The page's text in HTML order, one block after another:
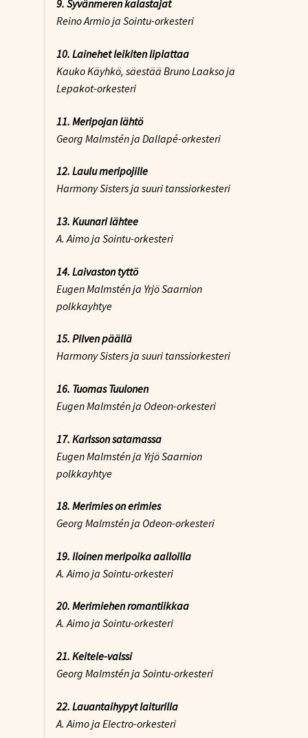
9. Syvänmeren kalastajat
Reino Armio ja Sointu-orkesteri
10. Lainehet leikiten liplattaa
Kauko Käyhkö, säestää Bruno Laakso ja
Lepakot-orkesteri
11. Meripojan lähtö
Georg Malmstén ja Dallapé-orkesteri
12. Laulu meripojille
Harmony Sisters ja suuri tanssiorkesteri
13. Kuunari lähtee
A. Aimo ja Sointu-orkesteri
14. Laivaston tyttö
Eugen Malmstén ja Yrjö Saarnion
polkkayhtye
15. Pilven päällä
Harmony Sisters ja suuri tanssiorkesteri
16. Tuomas Tuulonen
Eugen Malmstén ja Odeon-orkesteri
17. Karlsson satamassa
Eugen Malmstén ja Yrjö Saarnion
polkkayhtye
18. Merimies on erimies
Georg Malmstén ja Odeon-orkesteri
19. Iloinen meripoika aalloilla
A. Aimo ja Sointu-orkesteri
20. Merimiehen romantiikkaa
A. Aimo ja Sointu-orkesteri
21. Keitele-valssi
Georg Malmstén ja Sointu-orkesteri
22. Lauantaihypyt laiturilla
A. Aimo ja Electro-orkesteri